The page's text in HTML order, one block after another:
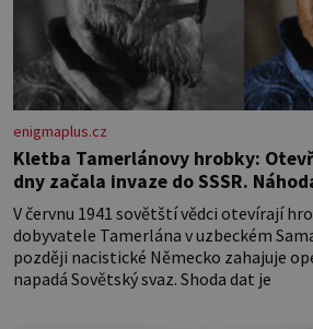
enigmaplus.cz
Kletba Tamerlánovy hrobky:
dny začala invaze do SSSR.
V červnu 1941 sovětští vědci otevírají
dobyvatele Tamerlána v uzbeckém
později nacistické Německo zahajuje
napadá Sovětský svaz. Shoda dat je